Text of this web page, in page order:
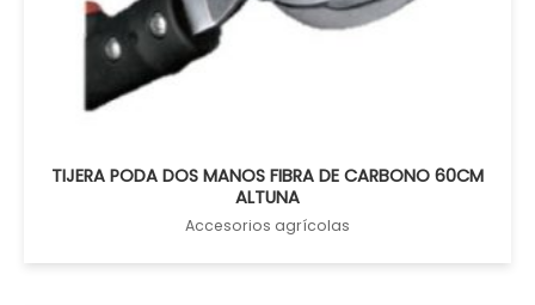
TIJERA PODA DOS MANOS FIBRA DE CARBONO 60CM
ALTUNA
Accesorios agrícolas